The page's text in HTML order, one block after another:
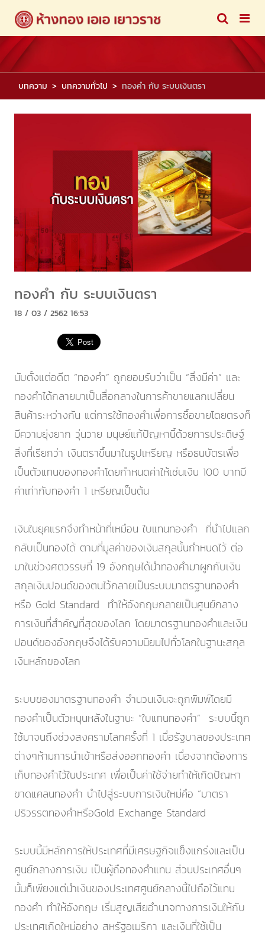
บทความ บทความทั่วไป ทองคำ กับ ระบบเงินตรา
ทองคำ กับ ระบบเงินตรา
18 / 03 / 2562 16:53
นับตั้งแต่อดีต “ทองคำ” ถูกยอมรับว่าเป็น “สิ่งมีค่า” และ
ทองคำได้กลายมาเป็นสื่อกลางในการค้าขายแลกเปลี่ยน
สินค้าระหว่างกัน แต่การใช้ทองคำเพื่อการซื้อขายโดยตรงก็
มีความยุ่งยาก วุ่นวาย มนุษย์แก้ปัญหานี้ด้วยการประดิษฐ์
สิ่งที่เรียกว่า เงินตราขึ้นมาในรูปเหรียญ หรือธนบัตรเพื่อ
เป็นตัวแทนของทองคำโดยกำหนดค่าให้เช่นเงิน 100 บาทมี
ค่าเท่ากับทองคำ 1 เหรียญเป็นต้น
เงินในยุคแรกจึงทำหน้าที่เหมือน ใบแทนทองคำ ที่นำไปแลก
กลับเป็นทองได้ ตามที่มูลค่าของเงินสกุลนั้นกำหนดไว้ ต่อ
มาในช่วงศตวรรษที่ 19 อังกฤษได้นำทองคำมาผูกกับเงิน
สกุลเงินปอนด์ของตนไว้กลายเป็นระบบมาตรฐานทองคำ
หรือ Gold Standard ทำให้อังกฤษกลายเป็นศูนย์กลาง
การเงินที่สำคัญที่สุดของโลก โดยมาตรฐานทองคำและเงิน
ปอนด์ของอังกฤษจึงได้รับความนิยมไปทั่วโลกในฐานะสกุล
เงินหลักของโลก
ระบบของมาตรฐานทองคำ จำนวนเงินจะถูกพิมพ์โดยมี
ทองคำเป็นตัวหนุนหลังในฐานะ “ใบแทนทองคำ” ระบบนี้ถูก
ใช้มาจนถึงช่วงสงครามโลกครั้งที่ 1 เมื่อรัฐบาลของประเทศ
ต่างๆห้ามการนำเข้าหรือส่งออกทองคำ เนื่องจากต้องการ
เก็บทองคำไว้ในประเทศ เพื่อเป็นค่าใช้จ่ายทำให้เกิดปัญหา
ขาดแคลนทองคำ นำไปสู่ระบบการเงินใหม่คือ “มาตรา
ปริวรรตทองคำหรือGold Exchange Standard
ระบบนี้มีหลักการให้ประเทศที่มีเศรษฐกิจแข็งแกร่งและเป็น
ศูนย์กลางการเงิน เป็นผู้ถือทองคำแทน ส่วนประเทศอื่นๆ
นั้นก็เพียงแต่นำเงินของประเทศศูนย์กลางนี้ไปถือไว้แทน
ทองคำ ทำให้อังกฤษ เริ่มสูญเสียอำนาจทางการเงินให้กับ
ประเทศเกิดใหม่อย่าง สหรัฐอเมริกา และเงินที่ใช้เป็น